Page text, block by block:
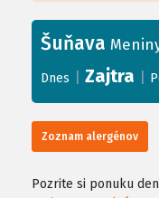
+
−
Šuňava
Dnes Zajtra
Zoznam alergénov
Pozrite si ponuku